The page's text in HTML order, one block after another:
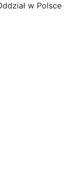
w Polsce